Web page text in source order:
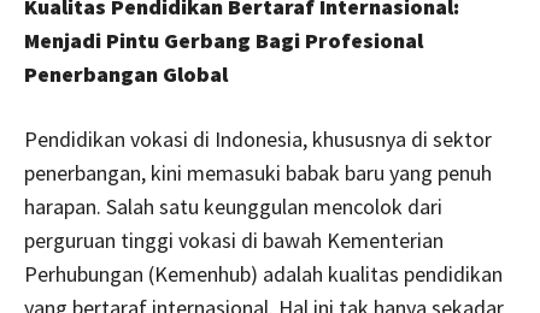
Kualitas Pendidikan Bertaraf Internasional:
Menjadi Pintu Gerbang Bagi Profesional
Penerbangan Global
Pendidikan vokasi di Indonesia, khususnya di sektor
penerbangan, kini memasuki babak baru yang penuh
harapan. Salah satu keunggulan mencolok dari
perguruan tinggi vokasi di bawah Kementerian
Perhubungan (Kemenhub) adalah kualitas pendidikan
yang bertaraf internasional. Hal ini tak hanya sekadar